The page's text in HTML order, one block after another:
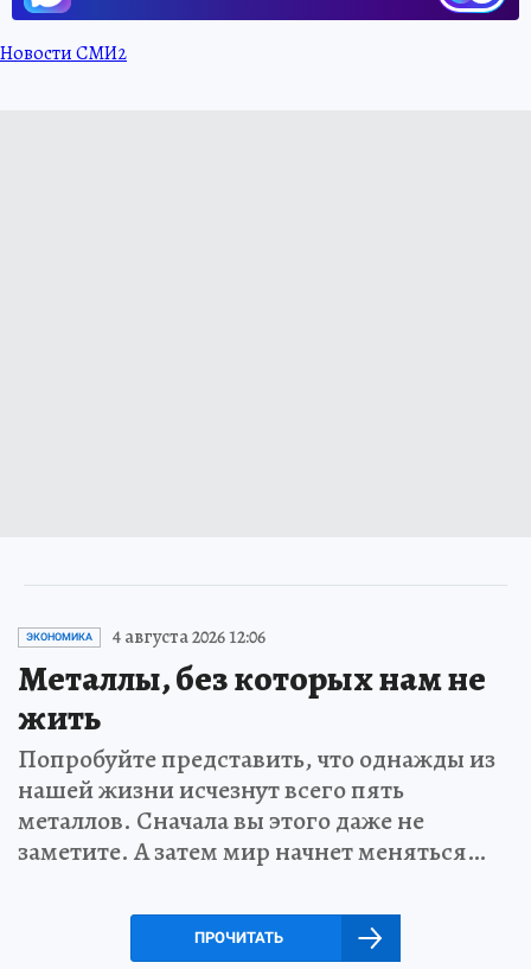
Новости СМИ2
ЭКОНОМИКА 4 августа 2026 12:06
Металлы, без которых нам не
жить
Попробуйте представить, что однажды из
нашей жизни исчезнут всего пять
металлов. Сначала вы этого даже не
заметите. А затем мир начнет меняться…
ПРОЧИТАТЬ